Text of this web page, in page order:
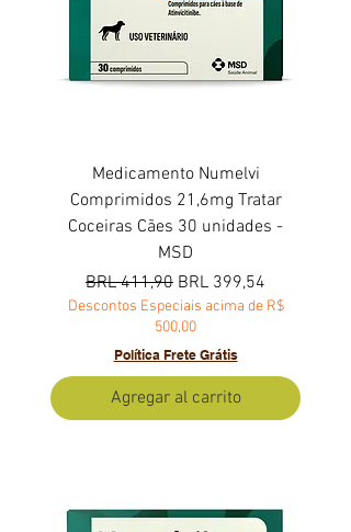
Medicamento Numelvi
Comprimidos 21,6mg Tratar
Coceiras Cães 30 unidades -
MSD
Precio
BRL 411,90 Precio de oferta
BRL 399,54
Descontos Especiais acima de R$
500,00
Política Frete Grátis
Agregar al carrito